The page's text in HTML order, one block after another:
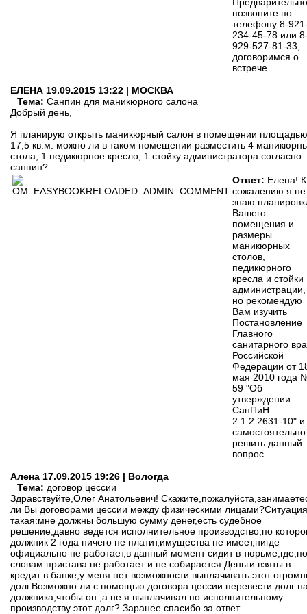
позвоните по
телефону 8-
234-45-78 или
929-527-81-33,
договоримся о
встрече.
ЕЛЕНА 19.09.2015 13:22 | МОСКВА
Тема: Санпин для маникюрного салона
Добрый день,
Я планирую открыть маникюрный салон в помещении площадью
17,5 кв.м. можно ли в таком помещении разместить 4
стола, 1 педикюрное кресло, 1 стойку администратора согласно
санпин?
Ответ: Елена! К
сожалению я не
знаю
Вашего
помещения и
размеры
маникюрных
столов,
педикюрного
кресла и стойки
администрации,
но рекомендую
Вам изучить
Постановление
Главного
санитарного
Российской
Федерации от
мая 2010 года
59 "Об
утверждении
СанПиН
2.1.2.2631-10" и
самостоятельно
решить данный
вопрос.
Алена 17.09.2015 19:26 | Вологда
Тема: договор цессии
Здравствуйте,Олег Анатольевич!
ли Вы договорами цессии между физическими лицами?Ситуация
такая:мне должны большую сумму денег,есть судебное
решение,давно ведется исполнительное производство,по
должник 2 года ничего не платит,имущества не имеет,нигде
официально не работает,в данный момент сидит в тюрьме,где,по
словам пристава не работает и не собирается.Деньги взяты в
кредит в банке,у меня нет возможности выплачивать этот
долг.Возможно ли с помощью договора цессии перевести долг
должника,чтобы он ,а не я выплачивал по исполнительному
производству этот долг? Заранее спасибо за ответ.